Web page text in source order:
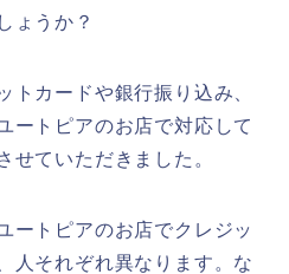
ょうか？
トカードや銀行振り込み、
ートピアのお店で対応して
せていただきました。
ートピアのお店でクレジッ
人それぞれ異なります。な